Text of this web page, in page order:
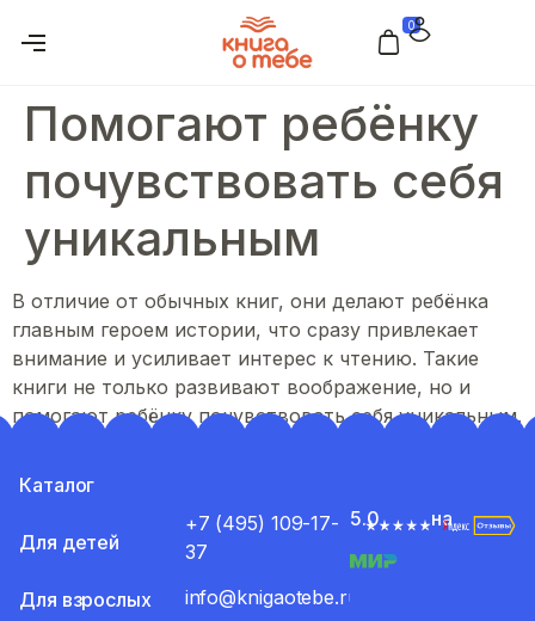
0
Помогают ребёнку
почувствовать себя
уникальным
В отличие от обычных книг, они делают ребёнка
главным героем истории, что сразу привлекает
внимание и усиливает интерес к чтению. Такие
книги не только развивают воображение, но и
помогают ребёнку почувствовать себя уникальным.
+7 (495) 109-17-
37
info@knigaotebe.ru
Каталог
Для детей
Для взрослых
5.0 на